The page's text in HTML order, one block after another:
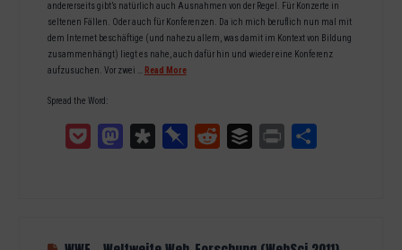
andererseits gibt’s natürlich auch Ausnahmen von der Regel. Für Konzerte in
seltenen Fällen. Oder auch für Konferenzen. Da ich mich beruflich nun mal mit
dem Internet beschäftige (und nahezu allem, was damit im Kontext von Bildung
zusammenhängt) liegt es nahe, auch dafür hin und wieder eine Konferenz
aufzusuchen. Vor zwei … Read More
Spread the Word:
Pocket MastodonDiasporaPinboardReddit Buffer Print